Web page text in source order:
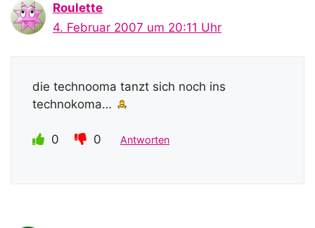
Roulette
4. Februar 2007 um 20:11 Uhr
die technooma tanzt sich noch ins
technokoma…
0 0 Antworten